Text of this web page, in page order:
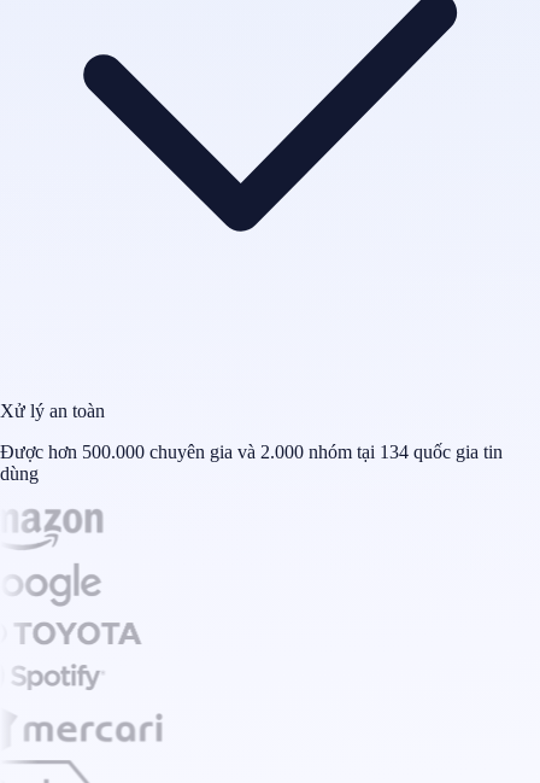
Xử lý an toàn
Được hơn 500.000 chuyên gia và 2.000 nhóm tại 134 quốc gia tin
dùng